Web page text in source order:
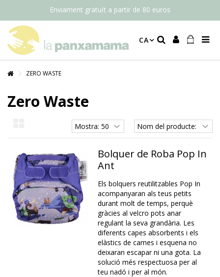
Enviament gratuït a partir de 80 euros
CA
ZERO WASTE
Zero Waste
Bolquer de Roba Pop In
Ant
Els bolquers reutilitzables Pop In
acompanyaran als teus petits
durant molt de temps, perquè
gràcies al velcro pots anar
regulant la seva grandària. Les
diferents capes absorbents i els
elàstics de cames i esquena no
deixaran escapar ni una gota. La
solució més respectuosa per al
teu nadó i per al món.